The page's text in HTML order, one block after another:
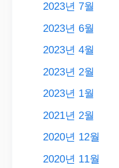
2023년 7월
2023년 6월
2023년 4월
2023년 2월
2023년 1월
2021년 2월
2020년 12월
2020년 11월